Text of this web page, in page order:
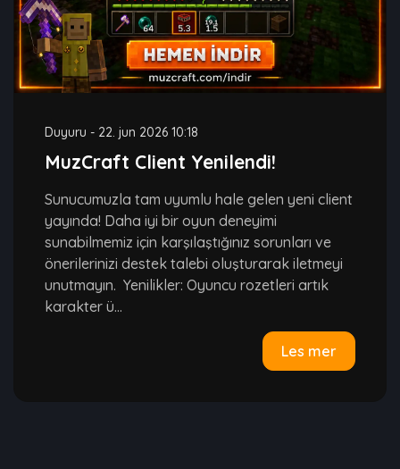
Duyuru - 22. jun 2026 10:18
MuzCraft Client Yenilendi!
Sunucumuzla tam uyumlu hale gelen yeni client
yayında! Daha iyi bir oyun deneyimi
sunabilmemiz için karşılaştığınız sorunları ve
önerilerinizi destek talebi oluşturarak iletmeyi
unutmayın. Yenilikler: Oyuncu rozetleri artık
karakter ü...
Les mer